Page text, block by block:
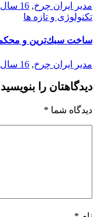
مدیر ایران چرخ, 16 سال قبل
تکنولوژی و تازه ها
ساخت سبك‌ترين و
مدیر ایران چرخ, 16 سال قبل
دیدگاهتان را بنویسید
دیدگاه شما *